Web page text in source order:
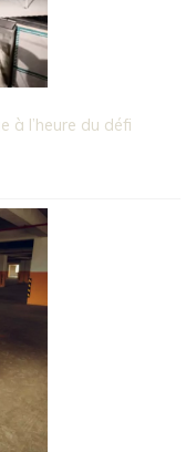
à l’heure du défi